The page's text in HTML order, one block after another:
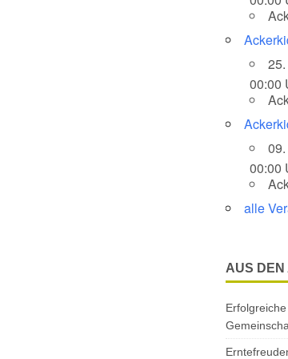
00:00
00:00
alle
AUS DEN